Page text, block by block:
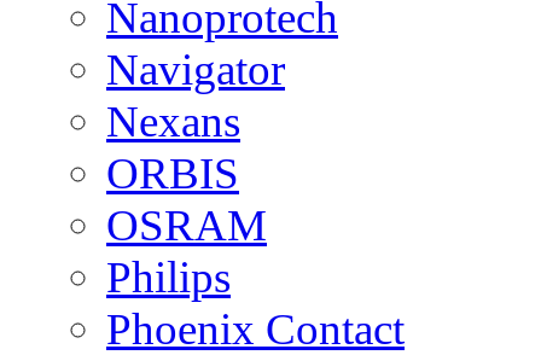
Nanoprotech
Navigator
Nexans
ORBIS
OSRAM
Philips
Phoenix Contact